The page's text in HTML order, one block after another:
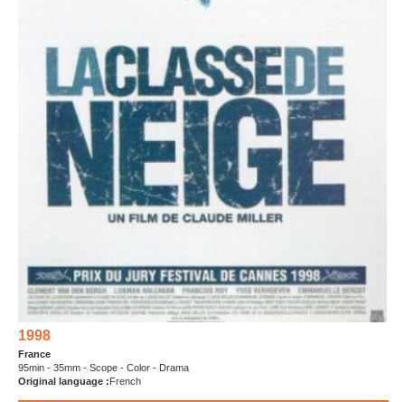
1998
France
95min - 35mm - Scope - Color - Drama
Original language : French